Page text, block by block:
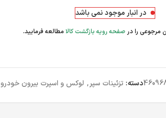
در انبار موجود نمی باشد
مرجوعی را در صفحه رویه بازگشت کالا مطالعه فرمایید.
دسته: تزئینات سپر, لوکس و اسپرت بیرون خودرو